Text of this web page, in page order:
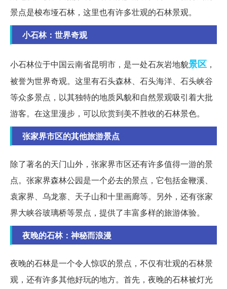
景点是梭布垭石林，这里也有许多壮观的石林景观。
小石林：世界奇观
小石林位于中国云南省昆明市，是一处石灰岩地貌景区 ，
被誉为世界奇观。这里有石头森林、石头海洋、石头峡谷
等众多景点，以其独特的地质风貌和自然景观吸引着大批
游客。在这里漫步，可以欣赏到美不胜收的石林景色。
张家界市区的其他旅游景点
除了著名的天门山外，张家界市区还有许多值得一游的景
点。张家界森林公园是一个必去的景点，它包括金鞭溪、
袁家界、乌龙寨、天子山和十里画廊等。另外，还有张家
界大峡谷玻璃桥等景点，提供了丰富多样的旅游体验。
夜晚的石林：神秘而浪漫
夜晚的石林是一个令人惊叹的景点，不仅有壮观的石林景
观，还有许多其他好玩的地方。首先，夜晚的石林被灯光